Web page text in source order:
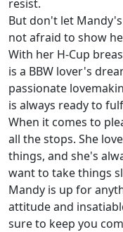
resist.
But don't let
not afraid to show
With her H-Cup
is a BBW lover's
passionate
is always ready to
When it comes to
all the stops. She
things, and she's
want to take things
Mandy is up for
attitude and
sure to keep you